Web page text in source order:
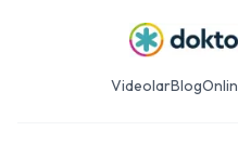
VideolarBlog